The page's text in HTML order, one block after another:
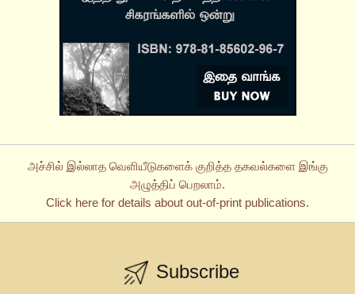
அச்சில் இல்லாத வெளியீடுகளைக் குறித்த தகவல்களை இங்கு
அழுத்திப் பெறலாம்.
Click here for details about out-of-print publications.
Subscribe